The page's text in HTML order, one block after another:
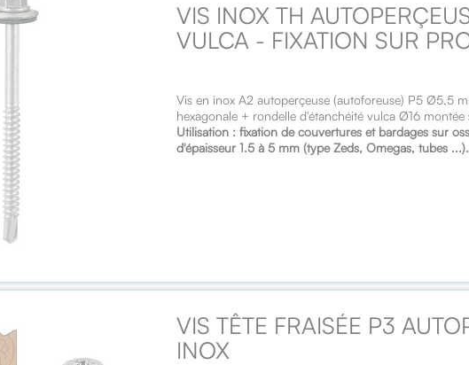
VIS INOX TH
VULCA - FIXATION SUR
Vis en inox A2 autoperçeuse (autoforeuse) P5 Ø5,5
hexagonale + rondelle d'étanchéité vulca Ø16 montée
Utilisation : fixation de couvertures et bardages sur
d'épaisseur 1.5 à 5 mm (type Zeds, Omegas, tubes ...).
VIS TÊTE FRAISÉE P3
INOX